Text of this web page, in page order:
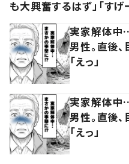
も大興奮するはず」「すげー
実家解体中
男性。直後
「えっ」
実家解体中
男性。直後
「えっ」